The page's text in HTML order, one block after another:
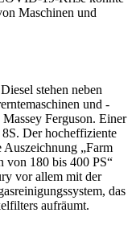
Maschinen und
stehen neben
und -
Ferguson. Einer
Der hocheffiziente
„Farm
von 180 bis 400 PS“
vor allem mit der
das
aufräumt.